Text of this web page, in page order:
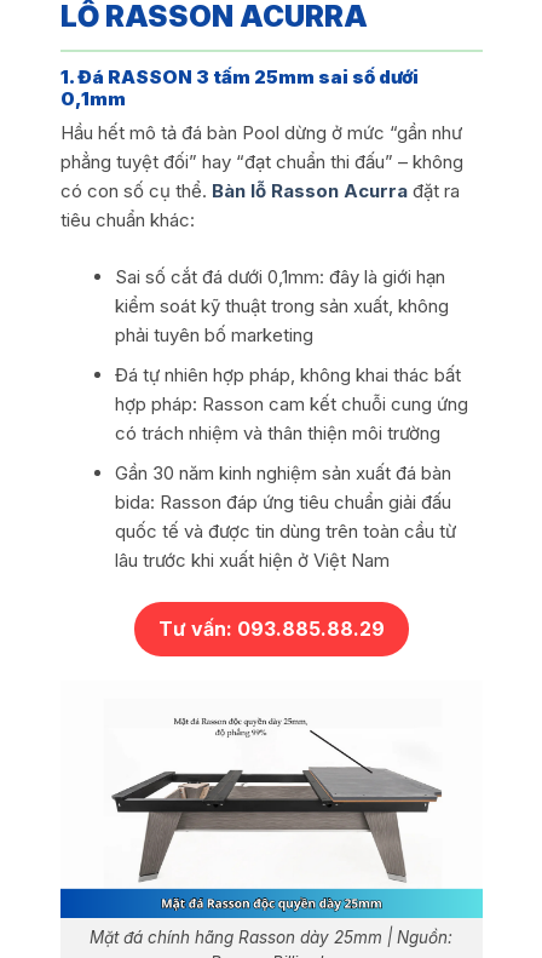
LỖ RASSON ACURRA
1. Đá RASSON 3 tấm 25mm sai số dưới
0,1mm
Hầu hết mô tả đá bàn Pool dừng ở mức “gần như
phẳng tuyệt đối” hay “đạt chuẩn thi đấu” – không
có con số cụ thể. Bàn lỗ Rasson Acurrađặt ra
tiêu chuẩn khác:
Sai số cắt đá dưới 0,1mm: đây là giới hạn
kiểm soát kỹ thuật trong sản xuất, không
phải tuyên bố marketing
Đá tự nhiên hợp pháp, không khai thác bất
hợp pháp: Rasson cam kết chuỗi cung ứng
có trách nhiệm và thân thiện môi trường
Gần 30 năm kinh nghiệm sản xuất đá bàn
bida: Rasson đáp ứng tiêu chuẩn giải đấu
quốc tế và được tin dùng trên toàn cầu từ
lâu trước khi xuất hiện ở Việt Nam
Tư vấn: 093.885.88.29
Mặt đá chính hãng Rasson dày 25mm | Nguồn: